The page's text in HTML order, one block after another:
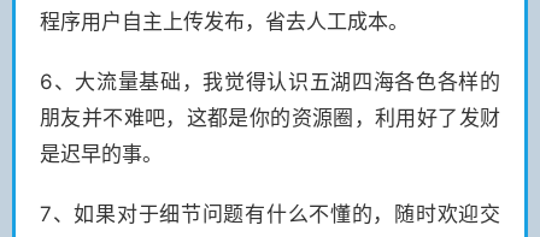
程序用户自主上传发布，省去人工成本。
6、大流量基础，我觉得认识五湖四海各色各样的
朋友并不难吧，这都是你的资源圈，利用好了发财
是迟早的事。
7、如果对于细节问题有什么不懂的，随时欢迎交